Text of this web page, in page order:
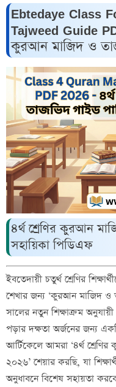
Ebtedaye Class
Tajweed Guide
কুরআন মাজিদ ও
৪র্থ শ্রেণির কুরআন
সহায়িকা পিডিএফ
ইবতেদায়ী চতুর্থ শ্রেণির
শেখার জন্য ‘কুরআন মাজিদ ও
সালের নতুন শিক্ষাক্রম
পড়ার দক্ষতা অর্জনের জন্য
আর্টিকেলে আমরা ‘৪র্থ
২০২৬’ শেয়ার করছি, যা
অনুধাবনে বিশেষ সহায়তা